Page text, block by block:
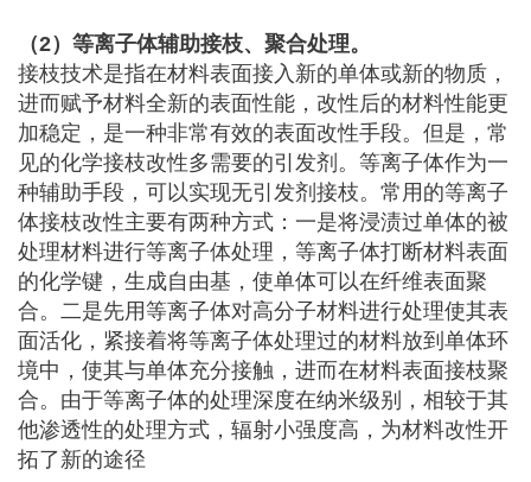
（2）等离子体辅助接枝、聚合处理。
接枝技术是指在材料表面接入新的单体或新的物质，
进而赋予材料全新的表面性能，改性后的材料性能更
加稳定，是一种非常有效的表面改性手段。但是，常
见的化学接枝改性多需要的引发剂。等离子体作为一
种辅助手段，可以实现无引发剂接枝。常用的等离子
体接枝改性主要有两种方式：一是将浸渍过单体的被
处理材料进行等离子体处理，等离子体打断材料表面
的化学键，生成自由基，使单体可以在纤维表面聚
合。二是先用等离子体对高分子材料进行处理使其表
面活化，紧接着将等离子体处理过的材料放到单体环
境中，使其与单体充分接触，进而在材料表面接枝聚
合。由于等离子体的处理深度在纳米级别，相较于其
他渗透性的处理方式，辐射小强度高，为材料改性开
拓了新的途径